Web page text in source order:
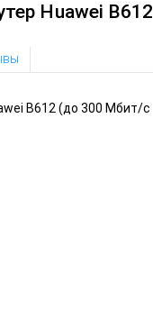
Huawei B612